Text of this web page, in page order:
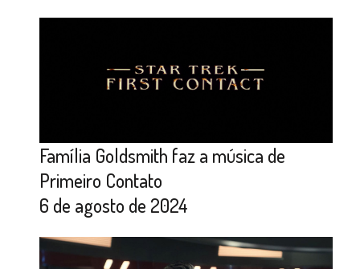
Família Goldsmith faz a música de
Primeiro Contato
6 de agosto de 2024